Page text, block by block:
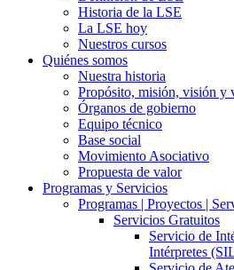
Historia de la LSE
La LSE hoy
Nuestros cursos
Quiénes somos
Nuestra historia
Propósito, misión, visión y
Órganos de gobierno
Equipo técnico
Base social
Movimiento Asociativo
Propuesta de valor
Programas y Servicios
Programas | Proyectos |
Servicios Gratuitos
Servicio de
Intérpretes